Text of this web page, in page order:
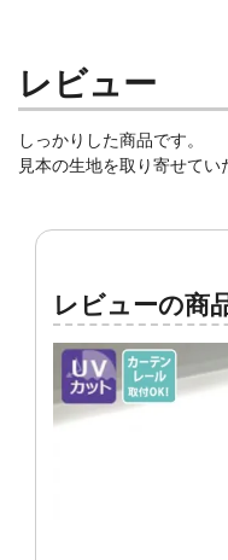
レビュー
しっかりした商品です。
見本の生地を取り寄せてい
レビューの商